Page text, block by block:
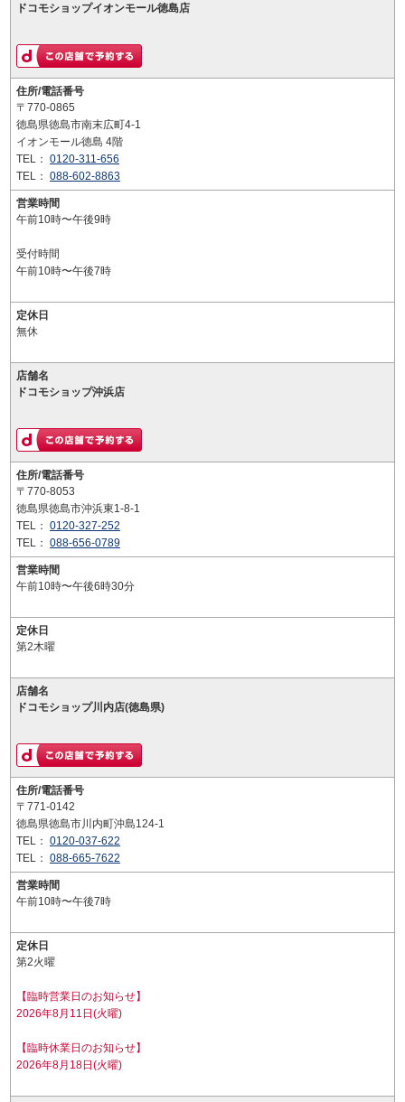
ドコモショップイオンモール徳島店
住所/電話番号
〒770-0865
徳島県徳島市南末広町4-1
イオンモール徳島 4階
TEL： 0120-311-656
TEL： 088-602-8863
営業時間
午前10時〜午後9時
受付時間
午前10時〜午後7時
定休日
無休
店舗名
ドコモショップ沖浜店
住所/電話番号
〒770-8053
徳島県徳島市沖浜東1-8-1
TEL： 0120-327-252
TEL： 088-656-0789
営業時間
午前10時〜午後6時30分
定休日
第2木曜
店舗名
ドコモショップ川内店(徳島県)
住所/電話番号
〒771-0142
徳島県徳島市川内町沖島124-1
TEL： 0120-037-622
TEL： 088-665-7622
営業時間
午前10時〜午後7時
定休日
第2火曜
【臨時営業日のお知らせ】
2026年8月11日(火曜)
【臨時休業日のお知らせ】
2026年8月18日(火曜)